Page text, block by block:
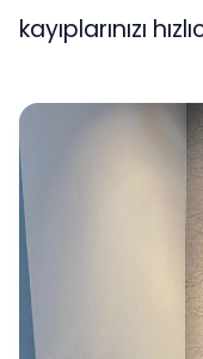
kayıplarınızı